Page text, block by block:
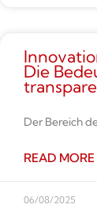
Die
Der Bereich
READ MORE
06/08/2025